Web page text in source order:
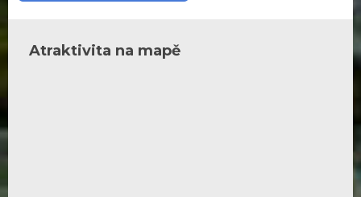
Atraktivita na mapě